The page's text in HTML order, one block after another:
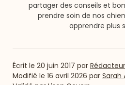
partager des conseils et
prendre soin de nos
apprendre plus
Écrit le 20 juin 2017 par
Modifié le 16 avril 2026 par Sarah